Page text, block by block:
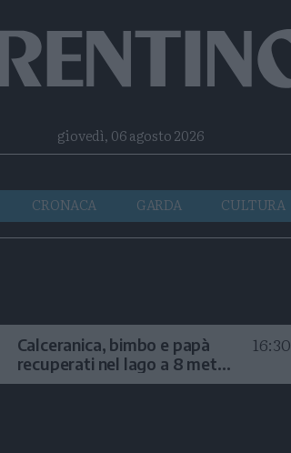
Telegram
RSSgiovedì, 06 agosto 2026
CRONACA GARDA CULTURA
Calceranica, bimbo e papà
recuperati nel lago a 8 metri
di profondità
16:30